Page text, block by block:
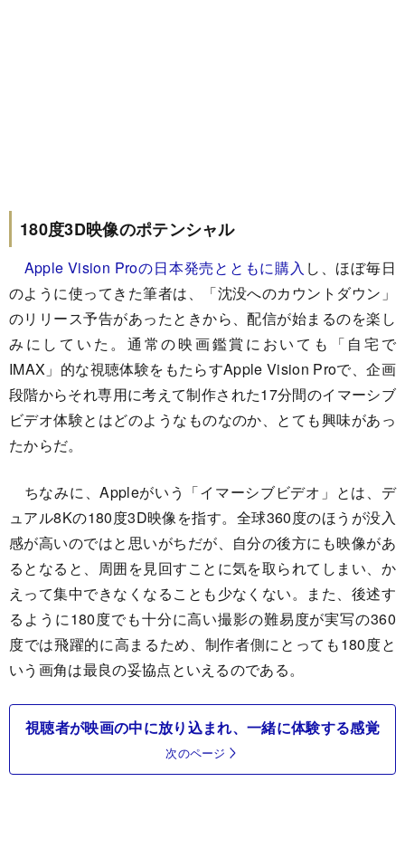
180度3D映像のポテンシャル
Apple Vision Proの日本発売とともに購入 し、ほぼ毎日
のように使ってきた筆者は、「沈没へのカウントダウン」
のリリース予告があったときから、配信が始まるのを楽し
みにしていた。通常の映画鑑賞においても「自宅で
IMAX」的な視聴体験をもたらすApple Vision Proで、企画
段階からそれ専用に考えて制作された17分間のイマーシブ
ビデオ体験とはどのようなものなのか、とても興味があっ
たからだ。
ちなみに、Appleがいう「イマーシブビデオ」とは、デ
ュアル8Kの180度3D映像を指す。全球360度のほうが没入
感が高いのではと思いがちだが、自分の後方にも映像があ
るとなると、周囲を見回すことに気を取られてしまい、か
えって集中できなくなることも少なくない。また、後述す
るように180度でも十分に高い撮影の難易度が実写の360
度では飛躍的に高まるため、制作者側にとっても180度と
いう画角は最良の妥協点といえるのである。
視聴者が映画の中に放り込まれ、一緒に体験する感覚
次のページ